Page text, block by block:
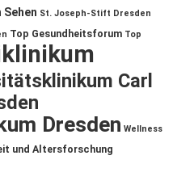
Sehen St. Joseph-Stift Dresden
Top Gesundheitsforum Top
Carl
Dresden Wellness
und Altersforschung